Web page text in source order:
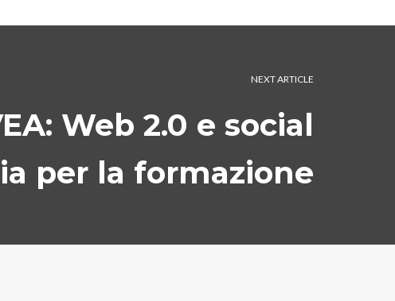
NEXT ARTICLE
Web 2.0 e social
per la formazione